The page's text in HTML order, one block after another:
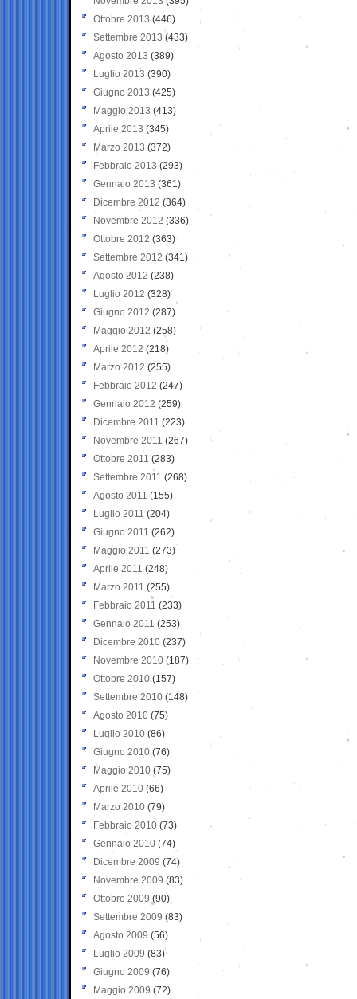
Ottobre 2013 (446)
Settembre 2013 (433)
Agosto 2013 (389)
Luglio 2013 (390)
Giugno 2013 (425)
Maggio 2013 (413)
Aprile 2013 (345)
Marzo 2013 (372)
Febbraio 2013 (293)
Gennaio 2013 (361)
Dicembre 2012 (364)
Novembre 2012 (336)
Ottobre 2012 (363)
Settembre 2012 (341)
Agosto 2012 (238)
Luglio 2012 (328)
Giugno 2012 (287)
Maggio 2012 (258)
Aprile 2012 (218)
Marzo 2012 (255)
Febbraio 2012 (247)
Gennaio 2012 (259)
Dicembre 2011 (223)
Novembre 2011 (267)
Ottobre 2011 (283)
Settembre 2011 (268)
Agosto 2011 (155)
Luglio 2011 (204)
Giugno 2011 (262)
Maggio 2011 (273)
Aprile 2011 (248)
Marzo 2011 (255)
Febbraio 2011 (233)
Gennaio 2011 (253)
Dicembre 2010 (237)
Novembre 2010 (187)
Ottobre 2010 (157)
Settembre 2010 (148)
Agosto 2010 (75)
Luglio 2010 (86)
Giugno 2010 (76)
Maggio 2010 (75)
Aprile 2010 (66)
Marzo 2010 (79)
Febbraio 2010 (73)
Gennaio 2010 (74)
Dicembre 2009 (74)
Novembre 2009 (83)
Ottobre 2009 (90)
Settembre 2009 (83)
Agosto 2009 (56)
Luglio 2009 (83)
Giugno 2009 (76)
Maggio 2009 (72)